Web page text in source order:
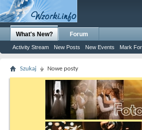
What's New?
Activity Stream New Posts New Events Mark
Forum
Szukaj Nowe posty